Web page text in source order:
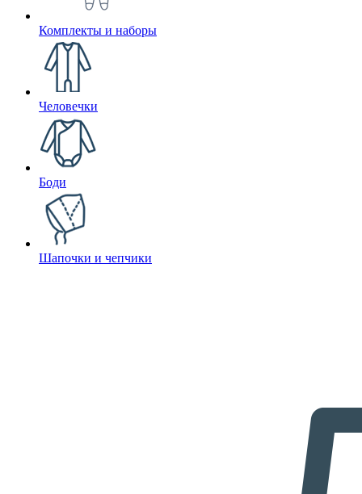
Комплекты и наборы
Человечки
Боди
Шапочки и чепчики